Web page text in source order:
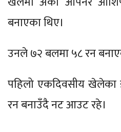
बनाएका थिए।
उनले ७२ बलमा ५८ रन
पहिलो एकदिवसीय खेलेका
रन बनाउँदै नट आउट रहे।